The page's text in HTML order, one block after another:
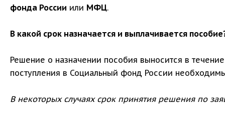
фонда России или МФЦ.
В какой срок назначается и выплачивается
Решение о назначении пособия выносится в
поступления в Социальный фонд России
В некоторых случаях срок принятия решения по